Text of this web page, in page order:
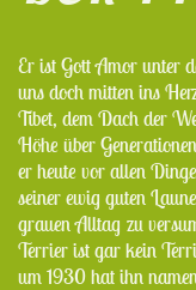
Er ist Gott Amor unter
uns doch mitten ins
Tibet, dem Dach der
Höhe über
er heute vor allen
seiner ewig guten
grauen Alltag zu
Terrier ist gar kein
um 1930 hat ihn